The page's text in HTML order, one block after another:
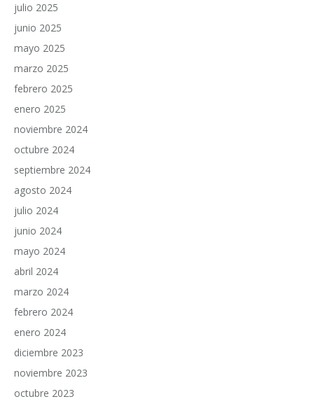
julio 2025
junio 2025
mayo 2025
marzo 2025
febrero 2025
enero 2025
noviembre 2024
octubre 2024
septiembre 2024
agosto 2024
julio 2024
junio 2024
mayo 2024
abril 2024
marzo 2024
febrero 2024
enero 2024
diciembre 2023
noviembre 2023
octubre 2023